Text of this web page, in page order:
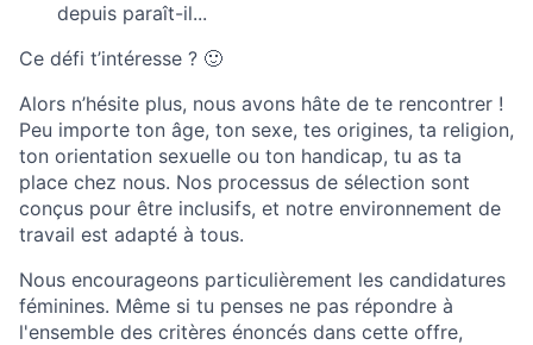
depuis paraît-il...
Ce défi t’intéresse ? 🙂
Alors n’hésite plus, nous avons hâte de te rencontrer !
Peu importe ton âge, ton sexe, tes origines, ta religion,
ton orientation sexuelle ou ton handicap, tu as ta
place chez nous. Nos processus de sélection sont
conçus pour être inclusifs, et notre environnement de
travail est adapté à tous.
Nous encourageons particulièrement les candidatures
féminines. Même si tu penses ne pas répondre à
l'ensemble des critères énoncés dans cette offre,